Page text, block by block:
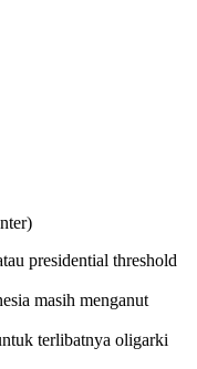
presidential threshold
masih menganut
terlibatnya oligarki